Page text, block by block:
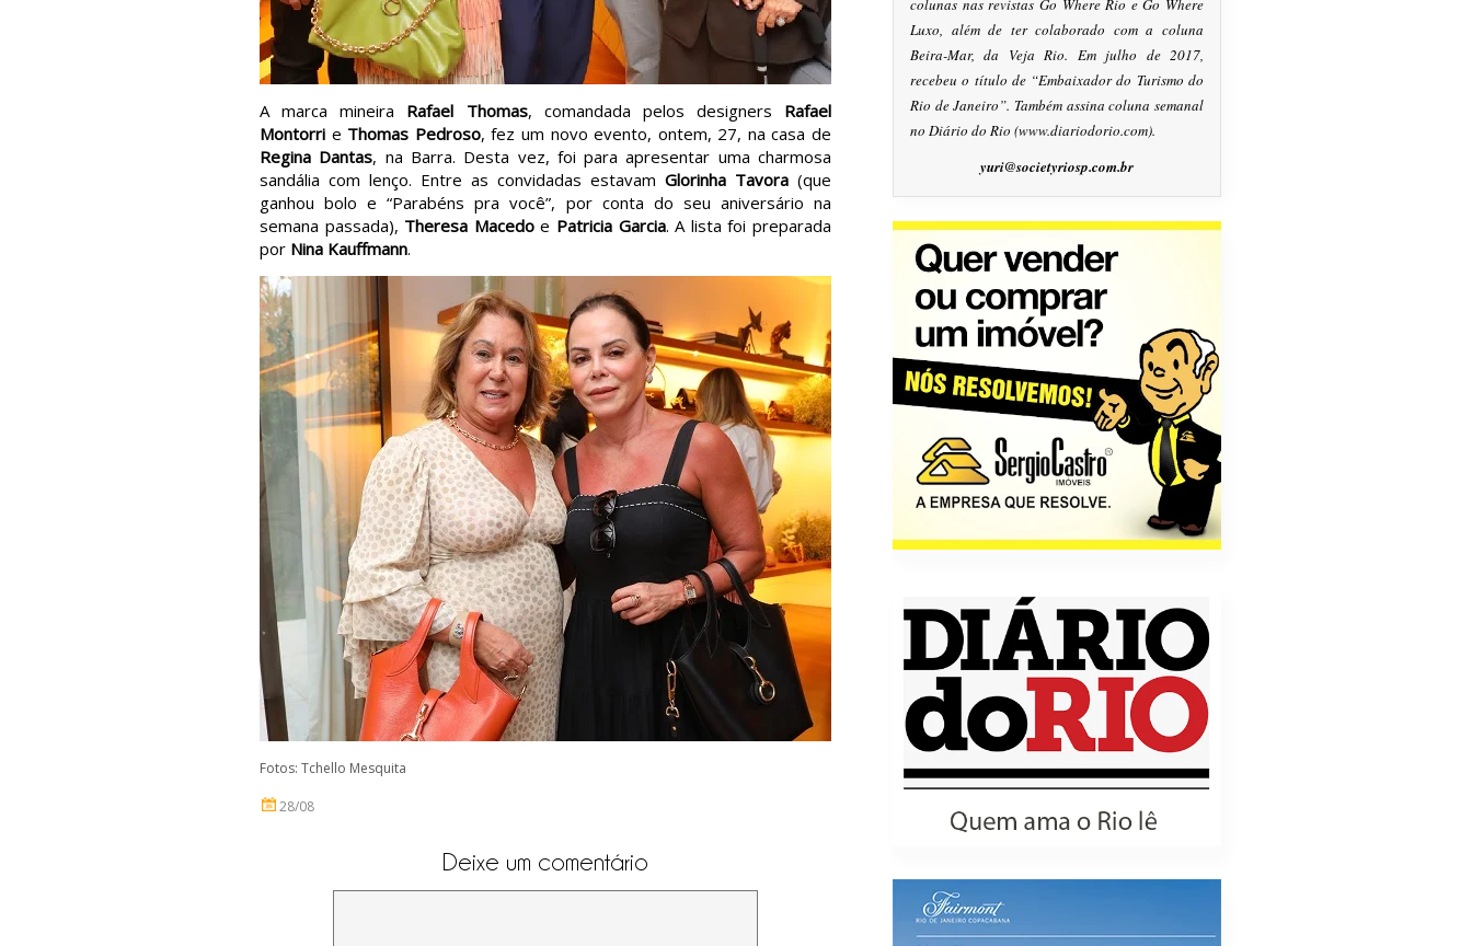
A marca mineira Rafael Thomas, comandada pelos designers Rafael
Montorri e Thomas Pedroso, fez um novo evento, ontem, 27, na casa de
Regina Dantas, na Barra. Desta vez, foi para apresentar uma charmosa
sandália com lenço. Entre as convidadas estavam Glorinha Tavora (que
ganhou bolo e “Parabéns pra você”, por conta do seu aniversário na
semana passada), Theresa Macedoe Patricia Garcia. A lista foi preparada
por Nina Kauffmann.
Fotos: Tchello Mesquita
28/08
Deixe um comentário
colunas nas revistas Go Where Rio e Go Where
Luxo, além de ter colaborado com a coluna
Beira-Mar, da Veja Rio. Em julho de 2017,
recebeu o título de “Embaixador do Turismo do
Rio de Janeiro”. Também assina coluna semanal
no Diário do Rio (www.diariodorio.com).
yuri@societyriosp.com.br